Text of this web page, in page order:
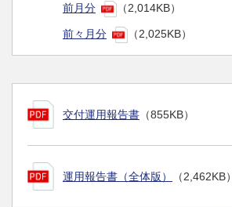
前月分 （2,014KB）
前々月分 （2,025KB）
交付運用報告書 （855KB）
運用報告書（全体版） （2,462KB）